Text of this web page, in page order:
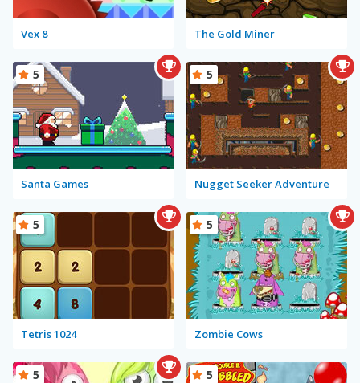
Vex 8 The Gold Miner
Santa Games
5
Nugget Seeker Adventure
5
Tetris 1024
5
Zombie Cows
5
5 5